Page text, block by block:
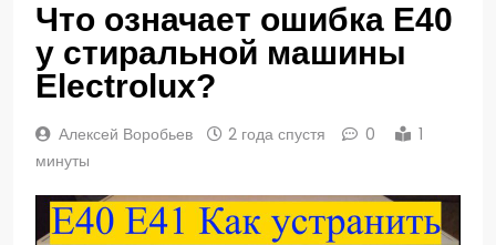
Что означает ошибка Е40
у стиральной машины
Electrolux?
Алексей Воробьев 2 года спустя 0
1
минуты